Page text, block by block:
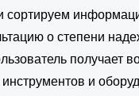
о степени
получает
и